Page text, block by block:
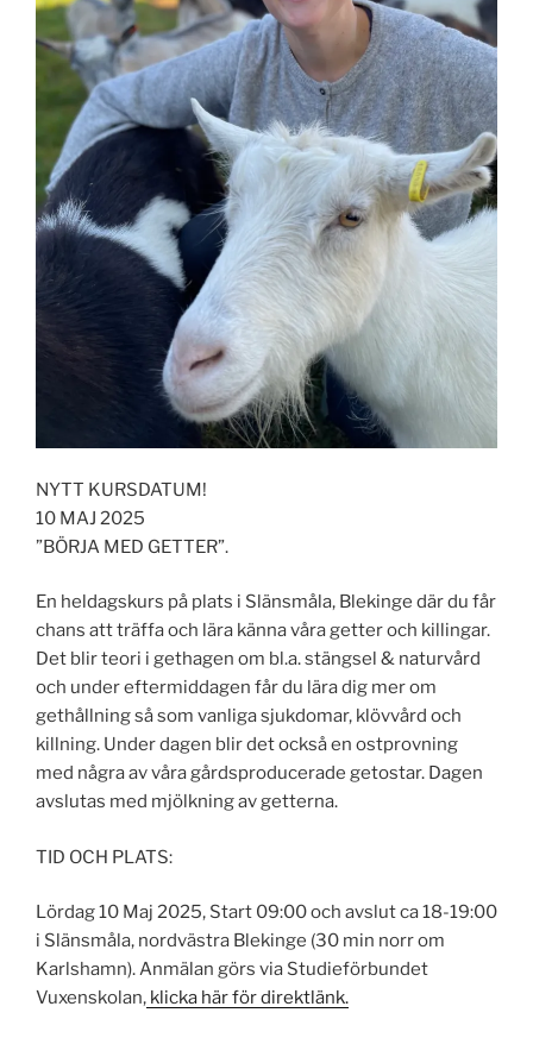
NYTT KURSDATUM!
10 MAJ 2025
”BÖRJA MED GETTER”.
En heldagskurs på plats i Slänsmåla, Blekinge där du får
chans att träffa och lära känna våra getter och killingar.
Det blir teori i gethagen om bl.a. stängsel & naturvård
och under eftermiddagen får du lära dig mer om
gethållning så som vanliga sjukdomar, klövvård och
killning. Under dagen blir det också en ostprovning
med några av våra gårdsproducerade getostar. Dagen
avslutas med mjölkning av getterna.
TID OCH PLATS:
Lördag 10 Maj 2025, Start 09:00 och avslut ca 18-19:00
i Slänsmåla, nordvästra Blekinge (30 min norr om
Karlshamn). Anmälan görs via Studieförbundet
Vuxenskolan, klicka här för direktlänk.